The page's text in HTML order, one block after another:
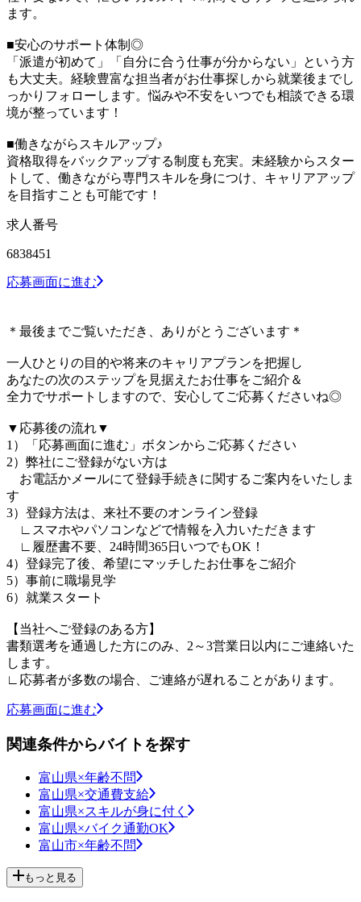
ます。
■安心のサポート体制◎
「派遣が初めて」「自分に合う仕事が分からない」という方
も大丈夫。経験豊富な担当者がお仕事探しから就業後までし
っかりフォローします。悩みや不安をいつでも相談できる環
境が整っています！
■働きながらスキルアップ♪
資格取得をバックアップする制度も充実。未経験からスター
トして、働きながら専門スキルを身につけ、キャリアアップ
を目指すことも可能です！
求人番号
6838451
応募画面に進む
＊最後までご覧いただき、ありがとうございます＊
一人ひとりの目的や将来のキャリアプランを把握し
あなたの次のステップを見据えたお仕事をご紹介＆
全力でサポートしますので、安心してご応募くださいね◎
▼応募後の流れ▼
1）「応募画面に進む」ボタンからご応募ください
2）弊社にご登録がない方は
お電話かメールにて登録手続きに関するご案内をいたしま
す
3）登録方法は、来社不要のオンライン登録
∟スマホやパソコンなどで情報を入力いただきます
∟履歴書不要、24時間365日いつでもOK！
4）登録完了後、希望にマッチしたお仕事をご紹介
5）事前に職場見学
6）就業スタート
【当社へご登録のある方】
書類選考を通過した方にのみ、2～3営業日以内にご連絡いた
します。
∟応募者が多数の場合、ご連絡が遅れることがあります。
応募画面に進む
関連条件からバイトを探す
富山県×年齢不問
富山県×交通費支給
富山県×スキルが身に付く
富山県×バイク通勤OK
富山市×年齢不問
もっと見る